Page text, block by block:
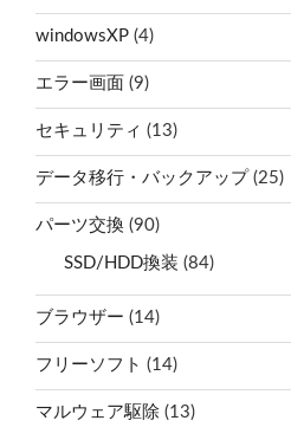
windowsXP (4)
エラー画面 (9)
セキュリティ (13)
データ移行・バックアップ (25)
パーツ交換 (90)
SSD/HDD換装 (84)
ブラウザー (14)
フリーソフト (14)
マルウェア駆除 (13)